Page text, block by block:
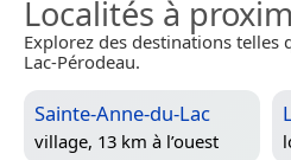
Localités à
Explorez des destinations telles
Lac-Pérodeau.
Sainte-Anne-du-Lac
village, 13 km à l’ouest